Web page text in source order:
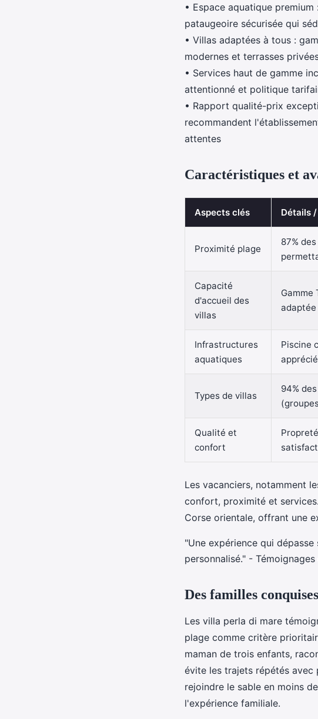
• Espace aquatique
pataugeoire sécurisée qui
• Villas adaptées à tous :
modernes et terrasses
• Services haut de gamme
attentionné et politique
• Rapport qualité-prix
recommandent
attentes
Caractéristiques et
Aspects clés Détails
Proximité plage
87%
Capacité
d'accueil des
villas
Gamme
Infrastructures
aquatiques
Piscine
Types de villas
94%
Qualité et
confort
Les vacanciers, notamment
confort, proximité et
Corse orientale, offrant une
"Une expérience qui
personnalisé." -
Des familles
Les villa perla di mare
plage comme critère
maman de trois enfants,
évite les trajets répétés avec
rejoindre le sable en moins
l'expérience familiale.